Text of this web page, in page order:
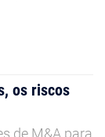
os riscos
de M&A para